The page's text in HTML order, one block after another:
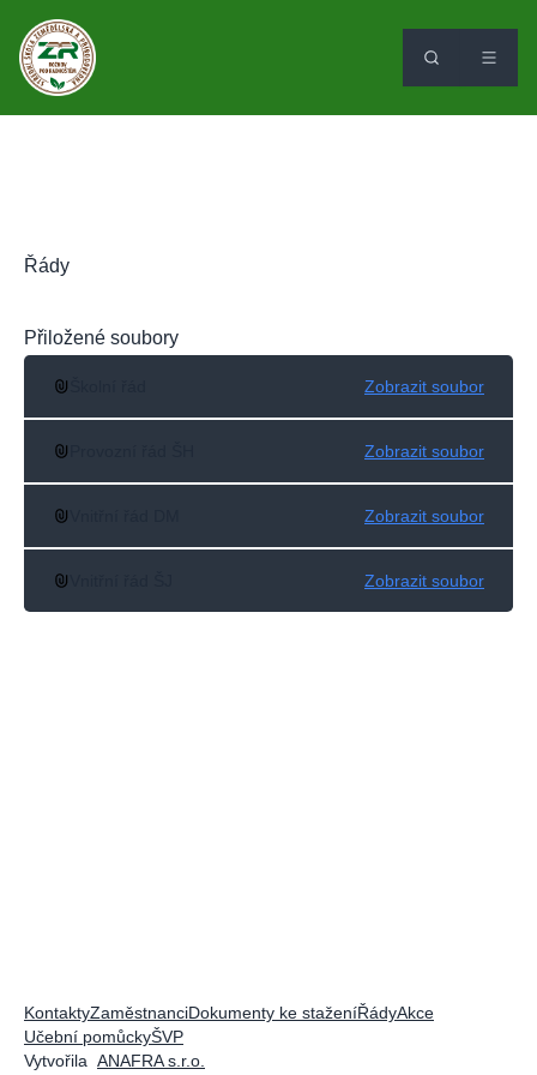
Řády
Přiložené soubory
Zobrazit soubor
Zobrazit soubor
Zobrazit soubor
Zobrazit soubor
KontaktyZaměstnanciDokumenty ke staženíŘádyAkce
Učební pomůckyŠVP
Vytvořila ANAFRA s.r.o.